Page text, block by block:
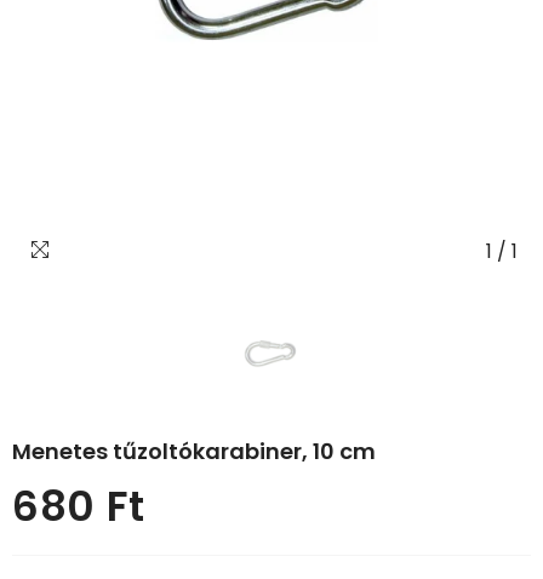
1 / 1
Menetes tűzoltókarabiner, 10 cm
Normál
ár
680 Ft